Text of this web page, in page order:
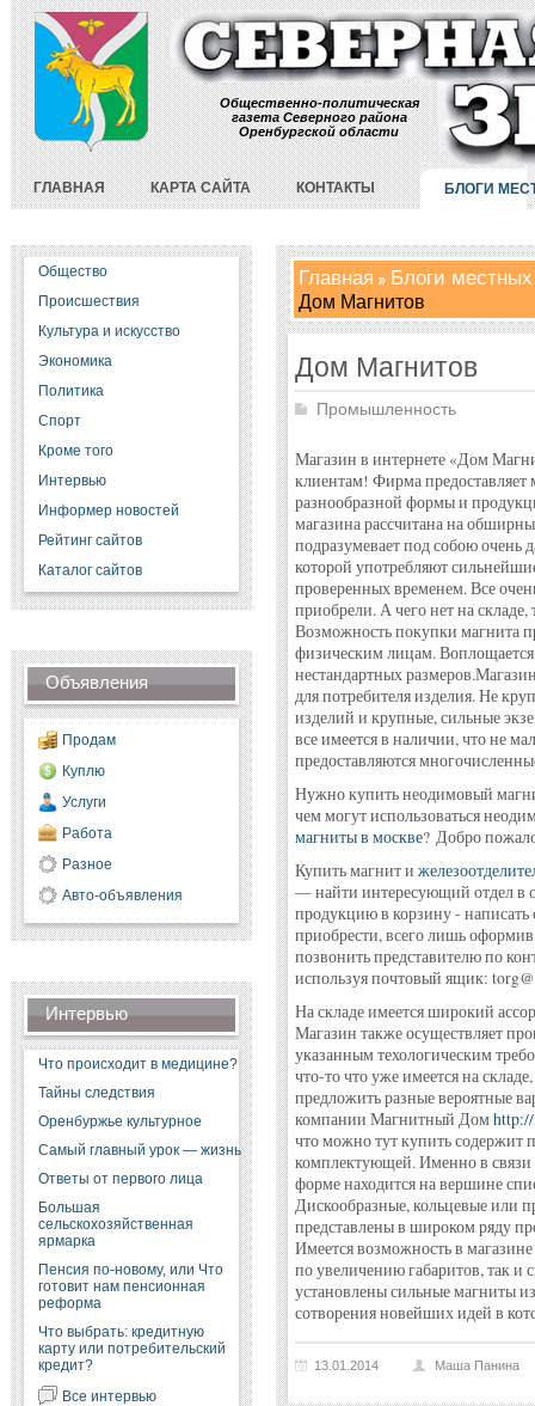
Общественно-политическая
газета Северного района
Оренбургской области
ГЛАВНАЯ КАРТА САЙТА КОНТАКТЫ БЛОГИ
Общество
Происшествия
Культура и искусство
Экономика
Политика
Спорт
Кроме того
Интервью
Информер новостей
Рейтинг сайтов
Каталог сайтов
Объявления
Продам
Куплю
Услуги
Работа
Разное
Авто-объявления
Интервью
Что происходит в медицине?
Тайны следствия
Оренбуржье культурное
Самый главный урок — жизнь
Ответы от первого лица
Большая
сельскохозяйственная
ярмарка
Пенсия по-новому, или Что
готовит нам пенсионная
реформа
Что выбрать: кредитную
карту или потребительский
кредит?
Все интервью
Главная Блоги
Дом Магнитов
Дом Магнитов
Промышленность
Магазин в интернете «Дом
клиентам! Фирма
разнообразной формы и
магазина рассчитана на
подразумевает под собою очень
которой употребляют
проверенных временем. Все
приобрели. А чего нет на
Возможность покупки магнита
физическим лицам.
нестандартных
для потребителя изделия. Не
изделий и крупные, сильные
все имеется в наличии, что не
предоставляются
Нужно купить неодимовый
чем могут использоваться
магниты в москве? Добро
Купить магнит и
— найти интересующий отдел в
продукцию в корзину -
приобрести, всего лишь
позвонить представителю по
используя почтовый ящик:
На складе имеется широкий
Магазин также осуществляет
указанным техологическим
что-то что уже имеется на
предложить разные вероятные
компании Магнитный Дом
что можно тут купить содержит
комплектующей. Именно в
форме находится на вершине
Дискообразные, кольцевые или
представлены в широком ряду
Имеется возможность в
по увеличению габаритов, так и
установлены сильные магниты
сотворения новейших идей в
13.01.2014 Маша Панина